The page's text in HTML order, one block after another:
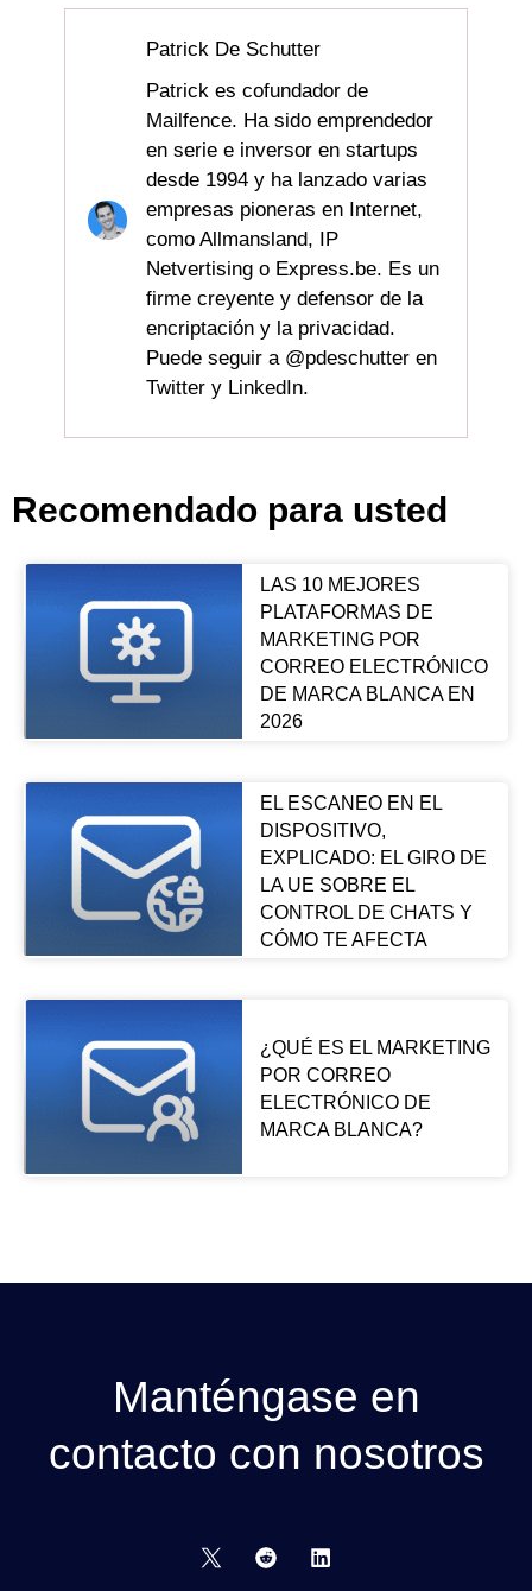
Patrick De Schutter
Patrick es cofundador de
Mailfence. Ha sido emprendedor
en serie e inversor en startups
desde 1994 y ha lanzado varias
empresas pioneras en Internet,
como Allmansland, IP
Netvertising o Express.be. Es un
firme creyente y defensor de la
encriptación y la privacidad.
Puede seguir a @pdeschutter en
Twitter y LinkedIn.
Recomendado para usted
LAS 10 MEJORES
PLATAFORMAS DE
MARKETING POR
CORREO ELECTRÓNICO
DE MARCA BLANCA EN
2026
EL ESCANEO EN EL
DISPOSITIVO,
EXPLICADO: EL GIRO DE
LA UE SOBRE EL
CONTROL DE CHATS Y
CÓMO TE AFECTA
¿QUÉ ES EL MARKETING
POR CORREO
ELECTRÓNICO DE
MARCA BLANCA?
Manténgase en
contacto con nosotros